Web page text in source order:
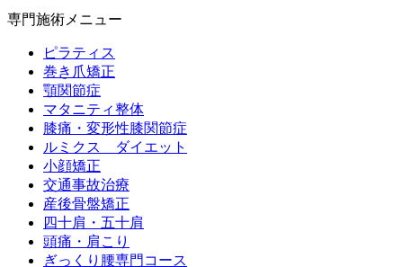
専門施術メニュー
ピラティス
巻き爪矯正
顎関節症
マタニティ整体
膝痛・変形性膝関節症
ルミクス ダイエット
小顔矯正
交通事故治療
産後骨盤矯正
四十肩・五十肩
頭痛・肩こり
ぎっくり腰専門コース